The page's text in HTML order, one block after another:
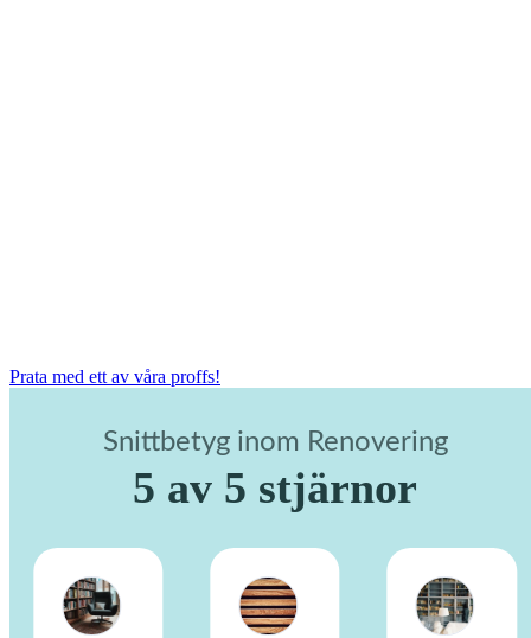
Prata med ett av våra proffs!